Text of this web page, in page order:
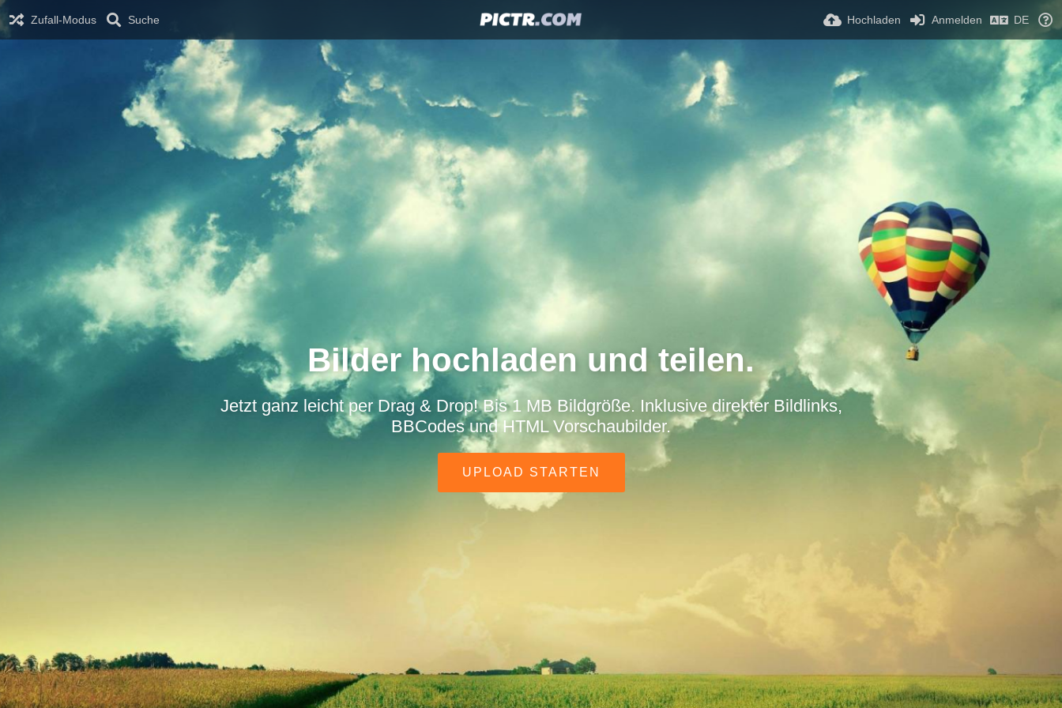
Zufall-Modus Suche Hochladen Anmelden DE
Bilder hochladen und teilen.
Jetzt ganz leicht per Drag & Drop! Bis 1 MB Bildgröße. Inklusive direkter Bildlinks,
BBCodes und HTML Vorschaubilder.
UPLOAD STARTEN